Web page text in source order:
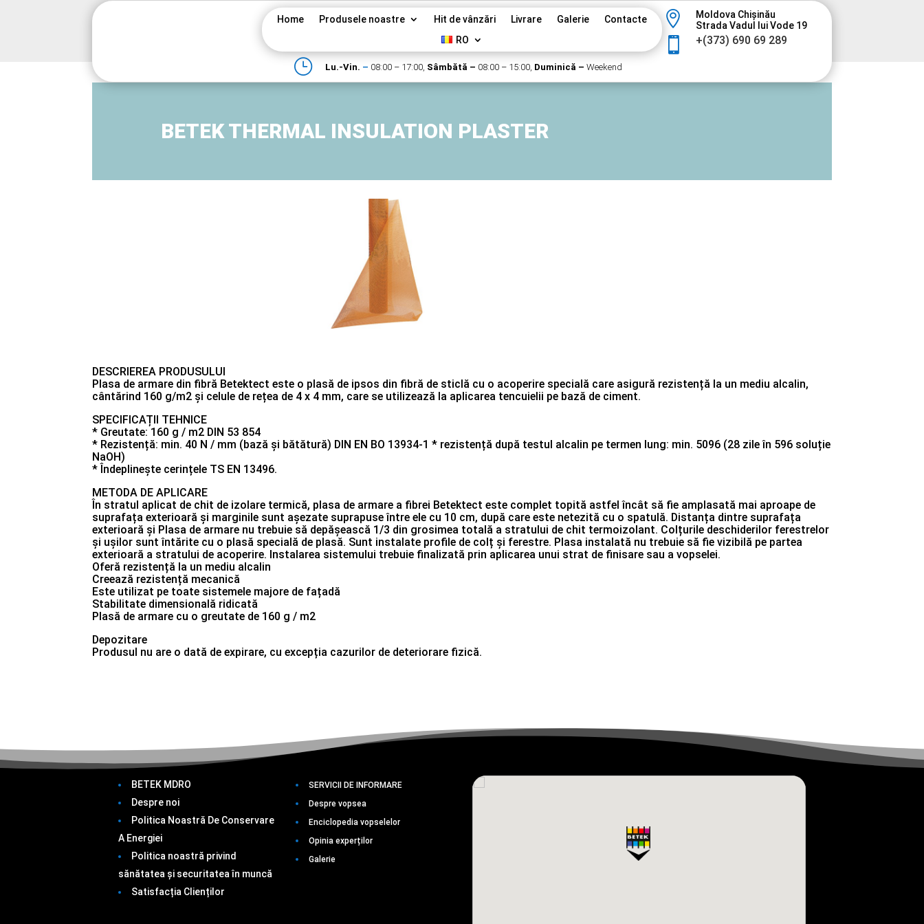
Home Produsele noastre Hit de vânzări Livrare Galerie
Contacte
RO
} Lu.-Vin. – 08:00 – 17:00, Sâmbătă – 08:00 – 15:00, Duminică – Weekend

Moldova Chișinău
Strada Vadul lui Vode 19
 +(373) 690 69 289
BETEK THERMAL INSULATION PLASTER
DESCRIEREA PRODUSULUI
Plasa de armare din fibră Betektect este o plasă de ipsos din fibră de sticlă cu o acoperire specială care asigură rezistență la un mediu alcalin,
cântărind 160 g/m2 și celule de rețea de 4 x 4 mm, care se utilizează la aplicarea tencuielii pe bază de ciment.
SPECIFICAȚII TEHNICE
* Greutate: 160 g / m2 DlN 53 854
* Rezistență: min. 40 N / mm (bază și bătătură) DlN EN BO 13934-1 * rezistență după testul alcalin pe termen lung: min. 5096 (28 zile în 596 soluție
NaOH)
* Îndeplinește cerințele TS EN 13496.
METODA DE APLICARE
În stratul aplicat de chit de izolare termică, plasa de armare a fibrei Betektect este complet topită astfel încât să fie amplasată mai aproape de
suprafața exterioară și marginile sunt așezate suprapuse între ele cu 10 cm, după care este netezită cu o spatulă. Distanța dintre suprafața
exterioară și Plasa de armare nu trebuie să depășească 1/3 din grosimea totală a stratului de chit termoizolant. Colțurile deschiderilor ferestrelor
și ușilor sunt întărite cu o plasă specială de plasă. Sunt instalate profile de colț și ferestre. Plasa instalată nu trebuie să fie vizibilă pe partea
exterioară a stratului de acoperire. Instalarea sistemului trebuie finalizată prin aplicarea unui strat de finisare sau a vopselei.
Oferă rezistență la un mediu alcalin
Creează rezistență mecanică
Este utilizat pe toate sistemele majore de fațadă
Stabilitate dimensională ridicată
Plasă de armare cu o greutate de 160 g / m2
Depozitare
Produsul nu are o dată de expirare, cu excepția cazurilor de deteriorare fizică.
BETEK MDRO
Despre noi
Politica Noastră De Conservare
A Energiei
Politica noastră privind
sănătatea și securitatea în muncă
Satisfacția Clienților
SERVICII DE INFORMARE
Despre vopsea
Enciclopedia vopselelor
Opinia experților
Galerie